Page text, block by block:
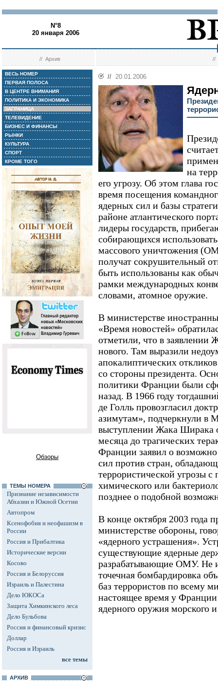
N°8
20 января 2006
//Архив //
ВЕСЬ НОМЕР
ПЕРВАЯ ПОЛОСА
В ЦЕНТРЕ ВНИМАНИЯ
ПОЛИТИКА И ЭКОНОМИКА
ЗАГРАНИЦА
ТЕЛЕВИДЕНИЕ
БИЗНЕС И ФИНАНСЫ
РЫНКИ
КУЛЬТУРА
СПОРТ
КРОМЕ ТОГО
Обзоры
ТЕМЫ НОМЕРА
Признание независимости
Абхазии и Южной Осетии
Автопром
Ксенофобия и неофашизм в
России
Россия и Прибалтика
Исторические версии
Косово
Россия и Белоруссия
Израиль и Палестина
Дело ЮКОСа
Защита Химкинского леса
Дело Бульбова
Россия и финансовый кризис
Доллар
Россия и Израиль
все темы
АРХИВ
// 20.01.2006
на
его угрозу. Об этом глава
время посещения
ядерных сил и базы
районе атлантического
лидеры государств,
собирающихся
массового уничтожения
получат сокрушительный
быть использованы как
рамки международных
словами, атомное оружие.
В министерстве
«Время новостей»
отметили, что в заявлении
нового. Там выразили
апокалиптических
со стороны президента.
политики Франции были
назад. В 1966 году
де Голль провозгласил
азимутам», подчеркнули
выступлении Жака Ширака
месяца до трагических
Франции заявил о
сил против стран,
террористической угрозы
химического или
позднее о подобной
В конце октября 2003 года
министерстве обороны,
«ядерного устрашения».
существующие ядерные
разрабатывающие ОМУ. Не
точечная бомбардировка
баз террористов по всему
настоящее время у
ядерного оружия морского